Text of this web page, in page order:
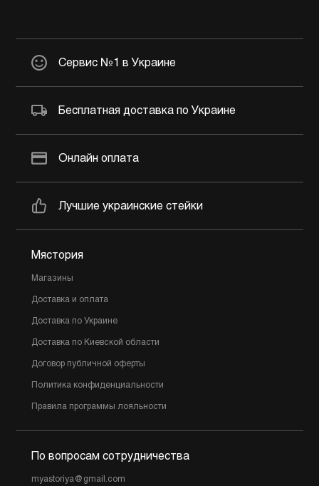
Сервис №1 в Украине
Бесплатная доставка по Украине
Онлайн оплата
Лучшие украинские стейки
Мястория
Магазины
Доставка и оплата
Доставка по Украине
Доставка по Киевской области
Договор публичной оферты
Политика конфиденциальности
Правила программы лояльности
По вопросам сотрудничества
myastoriya@gmail.com